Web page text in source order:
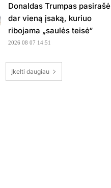
Donaldas Trumpas pasirašė
dar vieną įsaką, kuriuo
ribojama „saulės teisė“
2026 08 07 14:51
Įkelti daugiau